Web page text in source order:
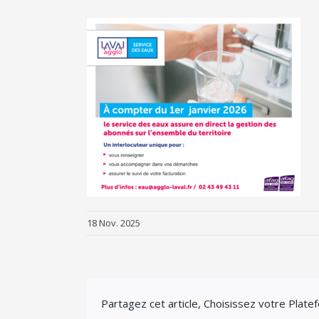
18 Nov. 2025
Partagez cet article, Choisissez votre